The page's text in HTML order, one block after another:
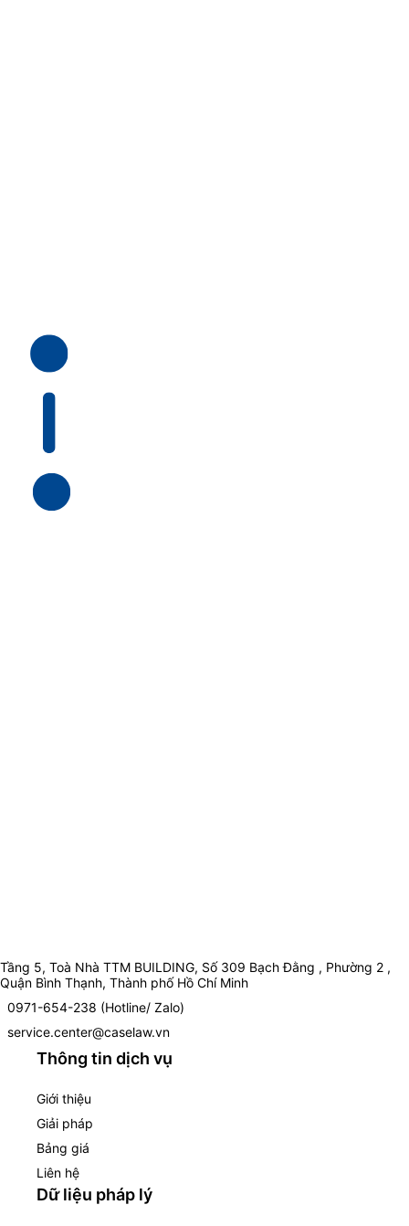
Tầng 5, Toà Nhà TTM BUILDING, Số 309 Bạch Đằng , Phường 2 ,
Quận Bình Thạnh, Thành phố Hồ Chí Minh
0971-654-238 (Hotline/ Zalo)
service.center@caselaw.vn
Thông tin dịch vụ
Giới thiệu
Giải pháp
Bảng giá
Liên hệ
Dữ liệu pháp lý